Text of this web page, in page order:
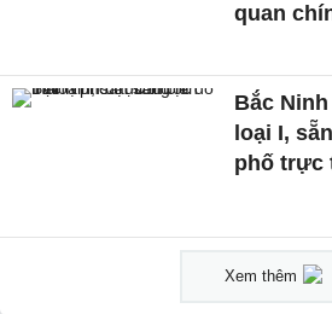
quan
Bắc
loại I,
phố trực
Xem thêm